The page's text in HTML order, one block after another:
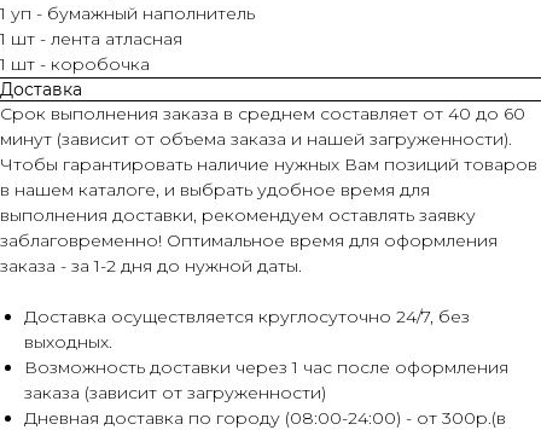
1 уп - бумажный наполнитель
1 шт - лента атласная
1 шт - коробочка
Доставка
Срок выполнения заказа в среднем составляет от 40 до 60
минут (зависит от объема заказа и нашей загруженности).
Чтобы гарантировать наличие нужных Вам позиций товаров
в нашем каталоге, и выбрать удобное время для
выполнения доставки, рекомендуем оставлять заявку
заблаговременно! Оптимальное время для оформления
заказа - за 1-2 дня до нужной даты.
Доставка осуществляется круглосуточно 24/7, без
выходных.
Возможность доставки через 1 час после оформления
заказа (зависит от загруженности)
Дневная доставка по городу (08:00-24:00) - от 300р.(в